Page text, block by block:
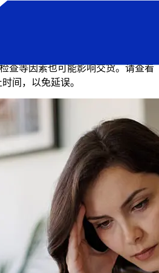
南非 的国际转账的交付时间因
国际银行转账通常需要 1 至 5 个
查等因素也可能影响交货。请查看
间，以免延误。